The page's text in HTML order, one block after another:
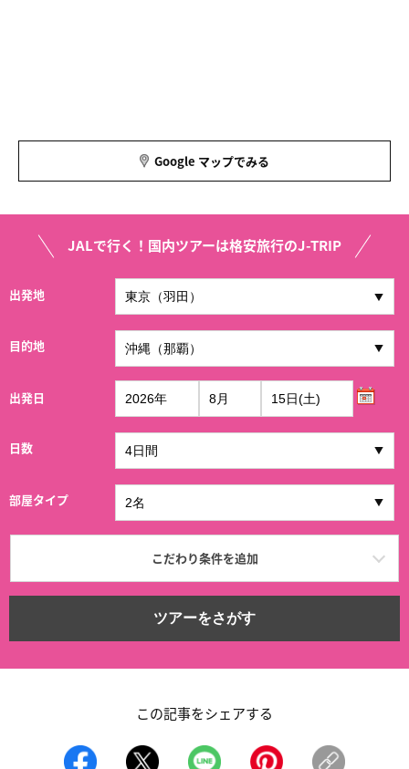
Google マップでみる
JALで行く！国内ツアーは格安旅行のJ-TRIP
出発地
目的地
出発日
日数
部屋タイプ
こだわり条件を追加
ツアーをさがす
この記事をシェアする